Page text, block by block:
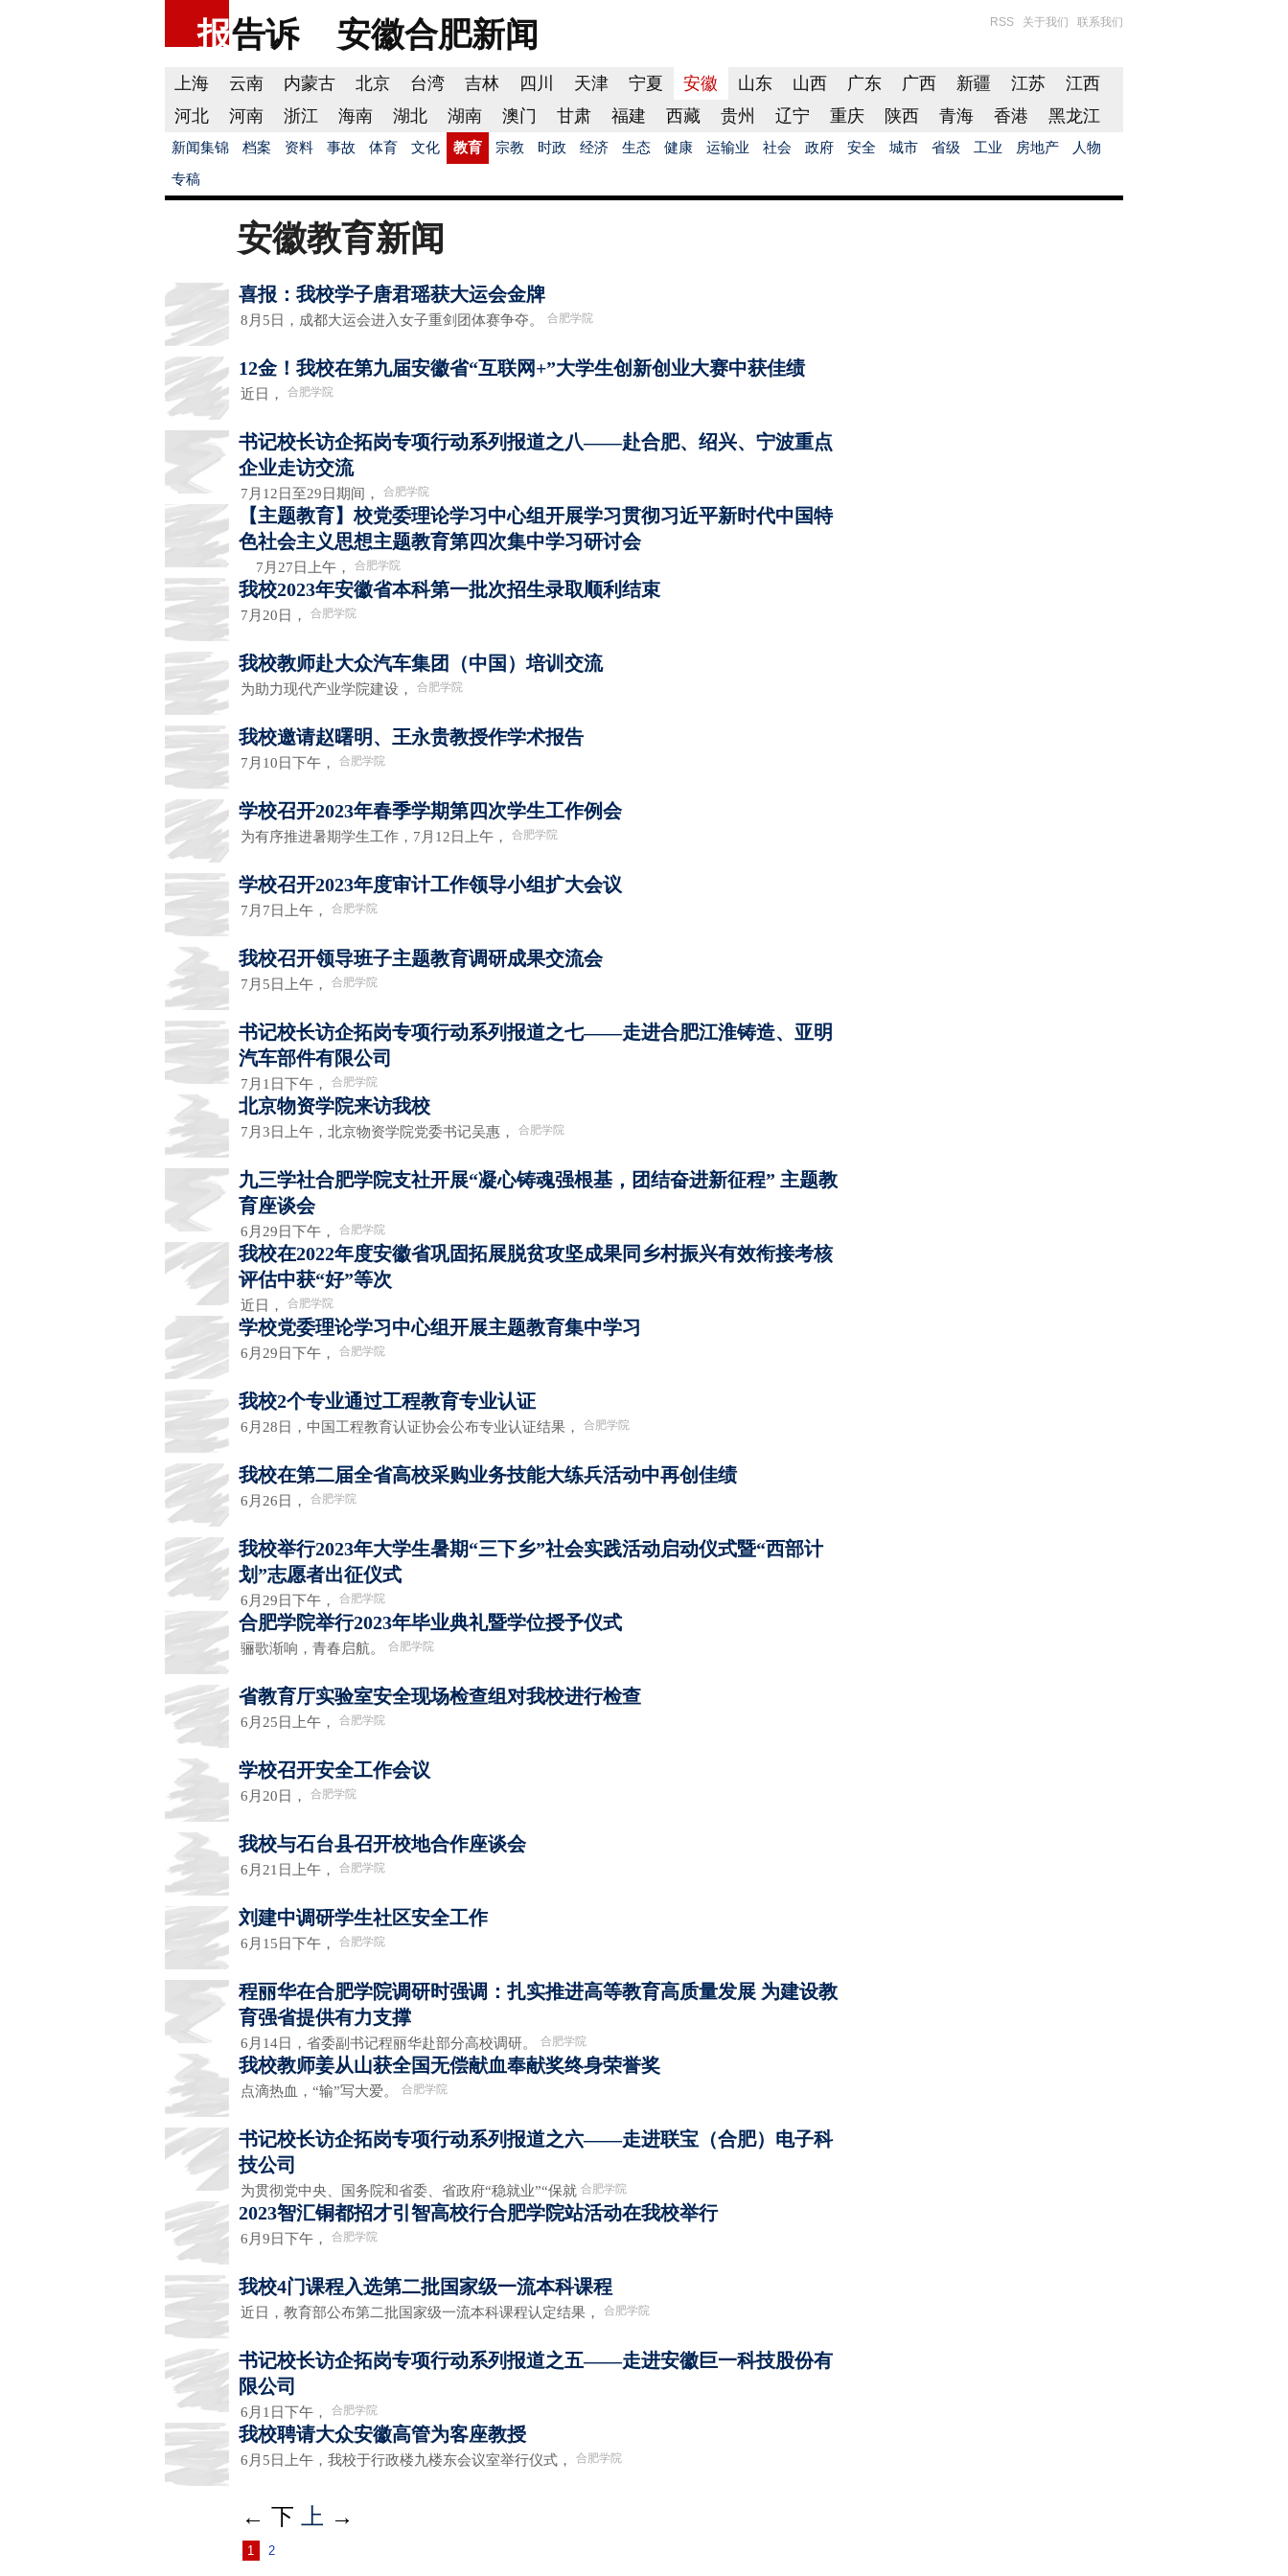
报告诉 安徽合肥新闻 RSS 关于我们 联系我们
上海 云南 内蒙古 北京 台湾 吉林 四川 天津 宁夏 安徽 山东 山西 广东 广西 新疆 江苏
江西
河北
河南 浙江 海南 湖北 湖南 澳门 甘肃 福建 西藏 贵州 辽宁 重庆 陕西 青海 香港 黑龙江
新闻集锦 档案 资料 事故 体育 文化 教育 宗教 时政 经济 生态 健康 运输业 社会 政府 安全 城市 省级 工业 房地产 人物
专稿
安徽教育新闻
喜报：我校学子唐君瑶获大运会金牌
8月5日，成都大运会进入女子重剑团体赛争夺。 合肥学院
12金！我校在第九届安徽省“互联网+”大学生创新创业大赛中获佳绩
近日， 合肥学院
书记校长访企拓岗专项行动系列报道之八——赴合肥、绍兴、宁波重点
企业走访交流
7月12日至29日期间， 合肥学院
【主题教育】校党委理论学习中心组开展学习贯彻习近平新时代中国特
色社会主义思想主题教育第四次集中学习研讨会
7月27日上午， 合肥学院
我校2023年安徽省本科第一批次招生录取顺利结束
7月20日， 合肥学院
我校教师赴大众汽车集团（中国）培训交流
为助力现代产业学院建设， 合肥学院
我校邀请赵曙明、王永贵教授作学术报告
7月10日下午， 合肥学院
学校召开2023年春季学期第四次学生工作例会
为有序推进暑期学生工作，7月12日上午， 合肥学院
学校召开2023年度审计工作领导小组扩大会议
7月7日上午， 合肥学院
我校召开领导班子主题教育调研成果交流会
7月5日上午， 合肥学院
书记校长访企拓岗专项行动系列报道之七——走进合肥江淮铸造、亚明
汽车部件有限公司
7月1日下午， 合肥学院
北京物资学院来访我校
7月3日上午，北京物资学院党委书记吴惠， 合肥学院
九三学社合肥学院支社开展“凝心铸魂强根基，团结奋进新征程” 主题教
育座谈会
6月29日下午， 合肥学院
我校在2022年度安徽省巩固拓展脱贫攻坚成果同乡村振兴有效衔接考核
评估中获“好”等次
近日， 合肥学院
学校党委理论学习中心组开展主题教育集中学习
6月29日下午， 合肥学院
我校2个专业通过工程教育专业认证
6月28日，中国工程教育认证协会公布专业认证结果， 合肥学院
我校在第二届全省高校采购业务技能大练兵活动中再创佳绩
6月26日， 合肥学院
我校举行2023年大学生暑期“三下乡”社会实践活动启动仪式暨“西部计
划”志愿者出征仪式
6月29日下午， 合肥学院
合肥学院举行2023年毕业典礼暨学位授予仪式
骊歌渐响，青春启航。 合肥学院
省教育厅实验室安全现场检查组对我校进行检查
6月25日上午， 合肥学院
学校召开安全工作会议
6月20日， 合肥学院
我校与石台县召开校地合作座谈会
6月21日上午， 合肥学院
刘建中调研学生社区安全工作
6月15日下午， 合肥学院
程丽华在合肥学院调研时强调：扎实推进高等教育高质量发展 为建设教
育强省提供有力支撑
6月14日，省委副书记程丽华赴部分高校调研。 合肥学院
我校教师姜从山获全国无偿献血奉献奖终身荣誉奖
点滴热血，“输”写大爱。 合肥学院
书记校长访企拓岗专项行动系列报道之六——走进联宝（合肥）电子科
技公司
为贯彻党中央、国务院和省委、省政府“稳就业”“保就 合肥学院
2023智汇铜都招才引智高校行合肥学院站活动在我校举行
6月9日下午， 合肥学院
我校4门课程入选第二批国家级一流本科课程
近日，教育部公布第二批国家级一流本科课程认定结果， 合肥学院
书记校长访企拓岗专项行动系列报道之五——走进安徽巨一科技股份有
限公司
6月1日下午， 合肥学院
我校聘请大众安徽高管为客座教授
6月5日上午，我校于行政楼九楼东会议室举行仪式， 合肥学院
← 下 上 →
1 2